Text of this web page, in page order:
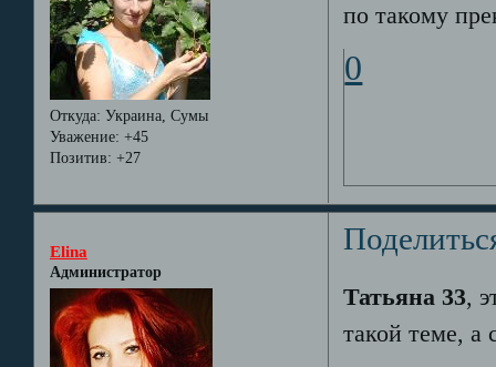
Откуда: Украина, Сумы
Уважение: +45
Позитив: +27
по такому
0
Elina
Администратор
Татьяна 33,
такой теме, а